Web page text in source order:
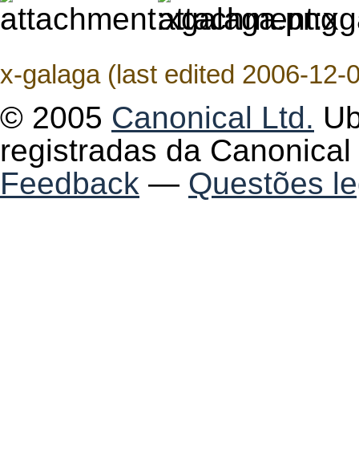
x-galaga (last edited 2006-
© 2005 Canonical Ltd.
registradas da Canonical
Feedback — Questões